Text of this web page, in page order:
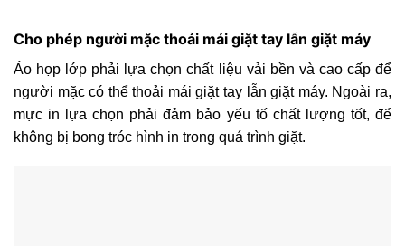
Cho phép người mặc thoải mái giặt tay lẫn giặt máy
Áo họp lớp phải lựa chọn chất liệu vải bền và cao cấp để
người mặc có thể thoải mái giặt tay lẫn giặt máy. Ngoài ra,
mực in lựa chọn phải đảm bảo yếu tố chất lượng tốt, để
không bị bong tróc hình in trong quá trình giặt.